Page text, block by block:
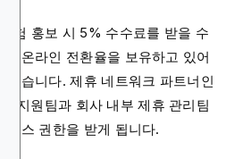
험 홍보 시 5% 수수료를 받을 수
은 온라인 전환율을 보유하고 있어
있습니다. 제휴 네트워크 파트너인
지원팀과 회사 내부 제휴 관리팀
세스 권한을 받게 됩니다.